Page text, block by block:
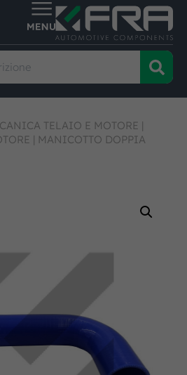
TELAIO E MOTORE |
| MANICOTTO DOPPIA